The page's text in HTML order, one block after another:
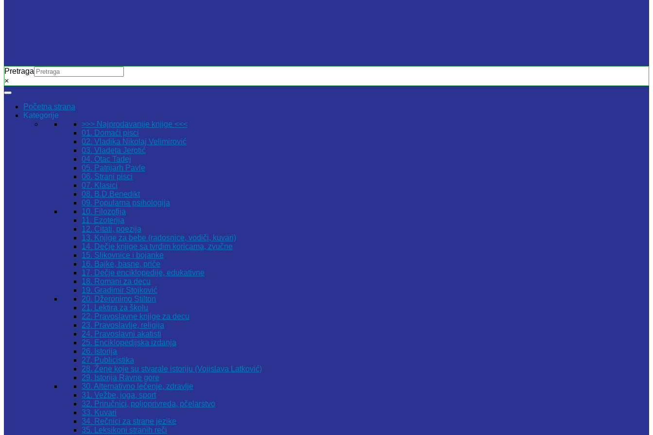
Pretraga
×
Početna strana
Kategorije
>>> Najprodavanije knjige <<<
01. Domaći pisci
02. Vladika Nikolaj Velimirović
03. Vladeta Jerotić
04. Otac Tadej
05. Patrijarh Pavle
06. Strani pisci
07. Klasici
08. B.D.Benedikt
09. Popularna psihologija
10. Filozofija
11. Ezoterija
12. Citati, poezija
13. Knjige za bebe (radosnice, vodiči, kuvari)
14. Dečje knjige sa tvrdim koricama, zvučne
15. Slikovnice i bojanke
16. Bajke, basne, priče
17. Dečje enciklopedije, edukativne
18. Romani za decu
19. Gradimir Stojković
20. Džeronimo Stilton
21. Lektira za školu
22. Pravoslavne knjige za decu
23. Pravoslavlje, religija
24. Pravoslavni akatisti
25. Enciklopedijska izdanja
26. Istorija
27. Publicistika
28. Žene koje su stvarale istoriju (Vojislava Latković)
29. Istorija Ravne gore
30. Alternativno lečenje, zdravlje
31. Vežbe, joga, sport
32. Priručnici, poljoprivreda, pčelarstvo
33. Kuvari
34. Rečnici za strane jezike
35. Leksikoni stranih reči